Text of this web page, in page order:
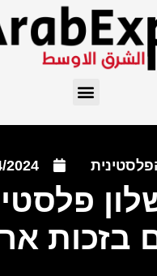
2024
בזכות